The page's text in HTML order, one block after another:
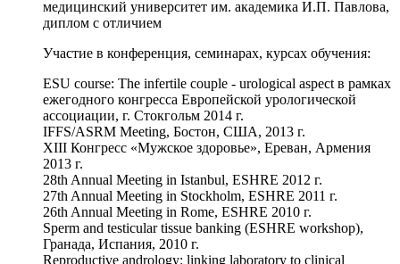
медицинский университет им. академика И.П. Павлова,
диплом с отличием
Участие в конференция, семинарах, курсах обучения:
ESU course: The infertile couple - urological aspect в рамках
ежегодного конгресса Европейской урологической
ассоциации, г. Стокгольм 2014 г.
IFFS/ASRM Meeting, Бостон, США, 2013 г.
XIII Конгресс «Мужское здоровье», Ереван, Армения
2013 г.
28th Annual Meeting in Istanbul, ESHRE 2012 г.
27th Annual Meeting in Stockholm, ESHRE 2011 г.
26th Annual Meeting in Rome, ESHRE 2010 г.
Sperm and testicular tissue banking (ESHRE workshop),
Гранада, Испания, 2010 г.
Reproductive andrology: linking laboratory to clinical